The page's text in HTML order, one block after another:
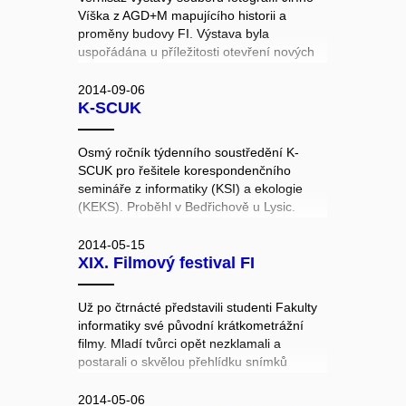
Víška z AGD+M mapujícího historii a
proměny budovy FI. Výstava byla
uspořádána u příležitosti otevření nových
hale areálu Botanická 68a.
2014-09-06
K-SCUK
Osmý ročník týdenního soustředění K-
SCUK pro řešitele korespondenčního
semináře z informatiky (KSI) a ekologie
(KEKS). Proběhl v Bedřichově u Lysic.
praktických přednášek mohli vyzkoušet
realizovat vlastní sochu, či zachránit UFO.
2014-05-15
XIX. Filmový festival FI
Už po čtrnácté představili studenti Fakulty
informatiky své původní krátkometrážní
filmy. Mladí tvůrci opět nezklamali a
postarali o skvělou přehlídku snímků
2014-05-06